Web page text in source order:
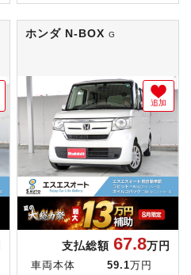
ホンダ N-BOXG
追加
支払総額 67.8万円
車両本体 59.1 万円